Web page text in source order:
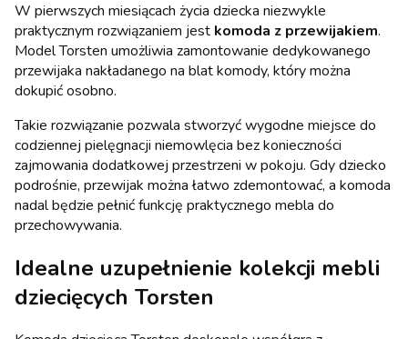
W pierwszych miesiącach życia dziecka niezwykle
praktycznym rozwiązaniem jest komoda z przewijakiem.
Model Torsten umożliwia zamontowanie dedykowanego
przewijaka nakładanego na blat komody, który można
dokupić osobno.
Takie rozwiązanie pozwala stworzyć wygodne miejsce do
codziennej pielęgnacji niemowlęcia bez konieczności
zajmowania dodatkowej przestrzeni w pokoju. Gdy dziecko
podrośnie, przewijak można łatwo zdemontować, a komoda
nadal będzie pełnić funkcję praktycznego mebla do
przechowywania.
Idealne uzupełnienie kolekcji mebli
dziecięcych Torsten